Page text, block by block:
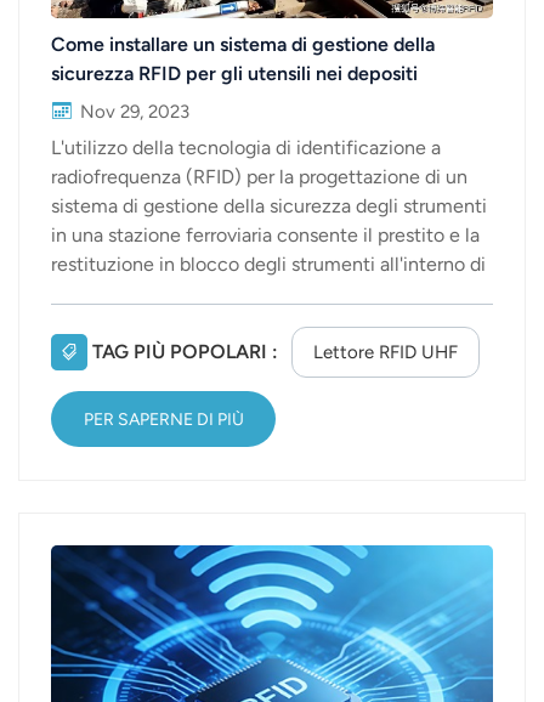
한국어
Türk
Melayu
แบบไทย
Tiếng Việt
Come installare un sistema di gestione della
sicurezza RFID per gli utensili nei depositi
ferroviari? | SPEEDWORK
Nov 29, 2023
L'utilizzo della tecnologia di identificazione a
radiofrequenza (RFID) per la progettazione di un
sistema di gestione della sicurezza degli strumenti
in una stazione ferroviaria consente il prestito e la
restituzione in blocco degli strumenti all'interno di
conteggio dei lotti. Allo stesso tempo, l'impiego di
lettori e router disposti in vari punti della stazione
permette di realizzare la localizzazione geografica
e la funzione di interblocco di
sicurezza.Comprendere la funzione del
disponibili, anche gli strumenti necessari per la loro
manutenzione diventano sempre più complessi.
Per raggiungere l'obietti...
TAG PIÙ POPOLARI : Lettore RFID UHF
PER SAPERNE DI PIÙ